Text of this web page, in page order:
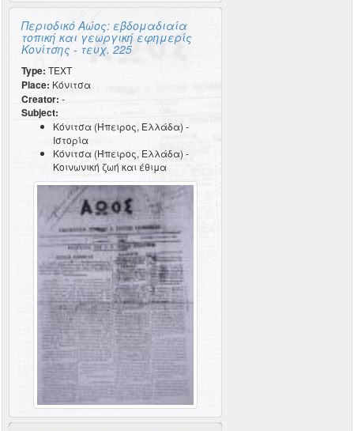
Περιοδικό Αώος: εβδομαδιαία
τοπική και γεωργική εφημερίς
Κονίτσης - τευχ. 225
Type: TEXT
Place: Κόνιτσα
Creator: -
Subject:
Κόνιτσα (Ήπειρος, Ελλάδα) -
Ιστορία
Κόνιτσα (Ήπειρος, Ελλάδα) -
Κοινωνική ζωή και έθιμα